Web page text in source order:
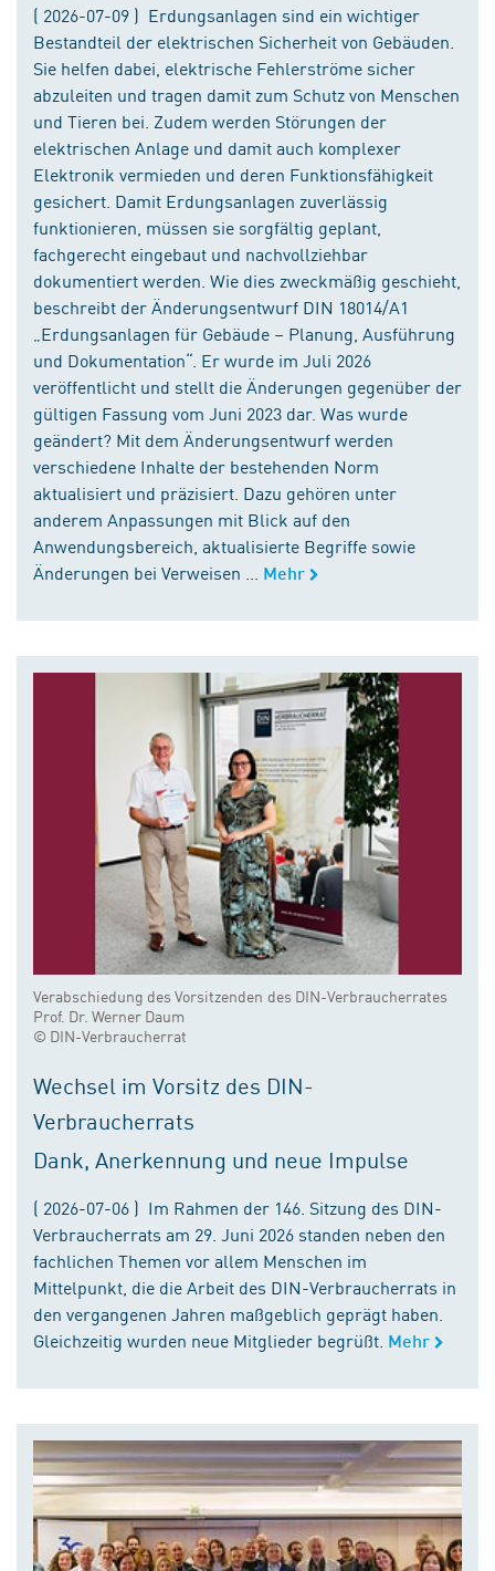
( 2026-07-09 ) Erdungsanlagen sind ein wichtiger
Bestandteil der elektrischen Sicherheit von Gebäuden.
Sie helfen dabei, elektrische Fehlerströme sicher
abzuleiten und tragen damit zum Schutz von Menschen
und Tieren bei. Zudem werden Störungen der
elektrischen Anlage und damit auch komplexer
Elektronik vermieden und deren Funktionsfähigkeit
gesichert. Damit Erdungsanlagen zuverlässig
funktionieren, müssen sie sorgfältig geplant,
fachgerecht eingebaut und nachvollziehbar
dokumentiert werden. Wie dies zweckmäßig geschieht,
beschreibt der Änderungsentwurf DIN 18014/A1
„Erdungsanlagen für Gebäude – Planung, Ausführung
und Dokumentation“. Er wurde im Juli 2026
veröffentlicht und stellt die Änderungen gegenüber der
gültigen Fassung vom Juni 2023 dar. Was wurde
geändert? Mit dem Änderungsentwurf werden
verschiedene Inhalte der bestehenden Norm
aktualisiert und präzisiert. Dazu gehören unter
anderem Anpassungen mit Blick auf den
Anwendungsbereich, aktualisierte Begriffe sowie
Änderungen bei Verweisen ...
Mehr
Verabschiedung des Vorsitzenden des DIN-Verbraucherrates
Prof. Dr. Werner Daum
© DIN-Verbraucherrat
Wechsel im Vorsitz des DIN-
Verbraucherrats
Dank, Anerkennung und neue Impulse
( 2026-07-06 ) Im Rahmen der 146. Sitzung des DIN-
Verbraucherrats am 29. Juni 2026 standen neben den
fachlichen Themen vor allem Menschen im
Mittelpunkt, die die Arbeit des DIN-Verbraucherrats in
den vergangenen Jahren maßgeblich geprägt haben.
Gleichzeitig wurden neue Mitglieder begrüßt. Mehr